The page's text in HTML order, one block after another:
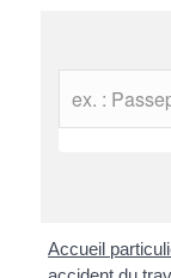
Accueil